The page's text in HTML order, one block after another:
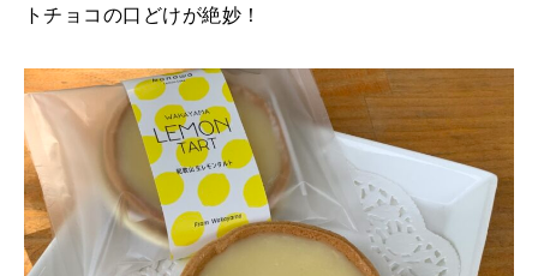
トチョコの口どけが絶妙！